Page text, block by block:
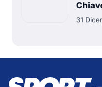
31